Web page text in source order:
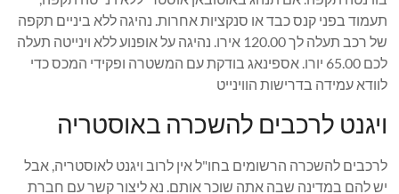
תעמוד בפני קנס כבד או סנקציות אחרות. נהיגה ללא ביניים תקפה
של רכב תעלה לך 120.00 אירו. נהיגה על אופנוע ללא וינייטה תעלה
לכם 65.00 יורו. אספינאג בודקת עם המשטרה ופקידי המכס כדי
לוודא עמידה בדרישות הווינייט
ויגנט לרכבים להשכרה באוסטריה
לרכבים להשכרה הרשומים בחו"ל אין לרוב ויגנט לאוסטריה, אבל
יש להם במדינה שבה אתה שוכר אותם. נא ליצור קשר עם חברת